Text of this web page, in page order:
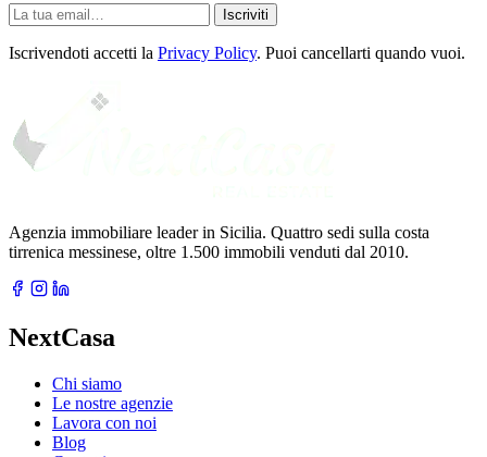
La
tua
email
Iscriviti
Iscrivendoti accetti la Privacy Policy. Puoi cancellarti quando vuoi.
Agenzia immobiliare leader in Sicilia. Quattro sedi sulla costa
tirrenica messinese, oltre 1.500 immobili venduti dal 2010.
NextCasa
Chi siamo
Le nostre agenzie
Lavora con noi
Blog